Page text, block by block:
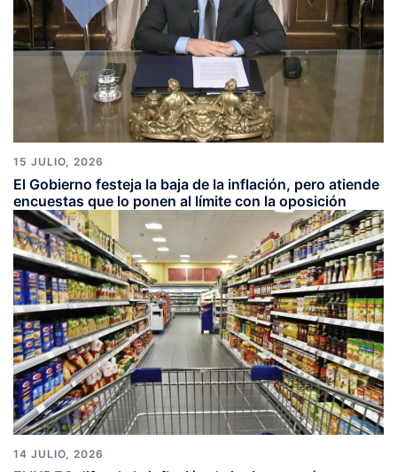
15 JULIO, 2026
El Gobierno festeja la baja de la inflación, pero atiende
encuestas que lo ponen al límite con la oposición
14 JULIO, 2026